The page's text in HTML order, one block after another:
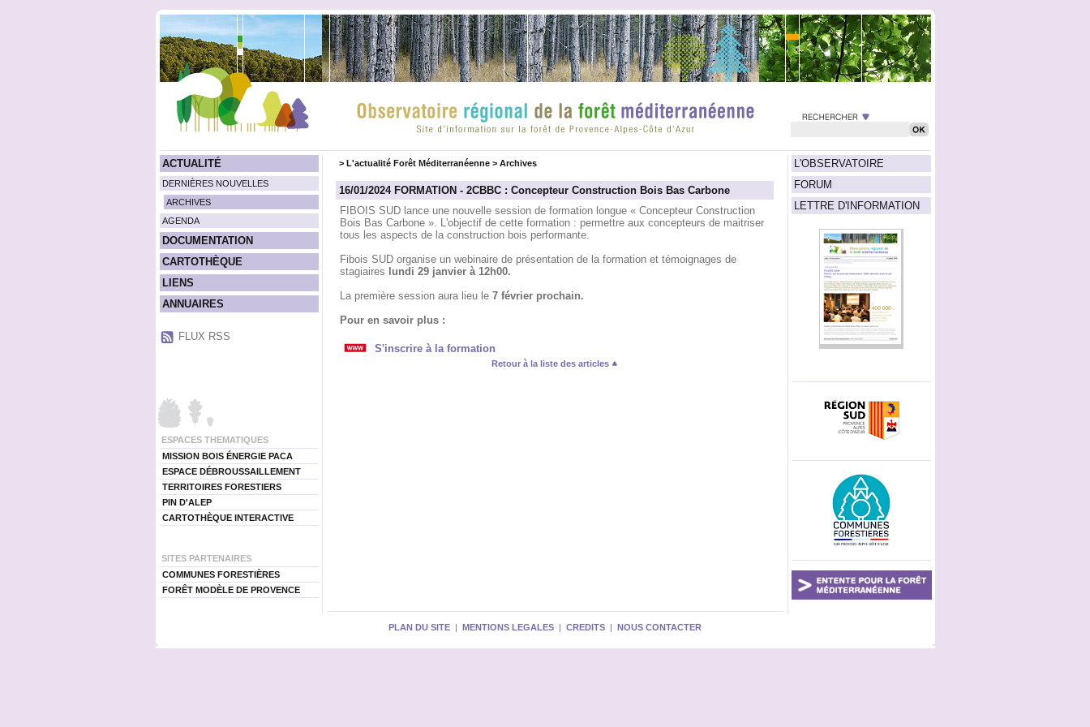
ACTUALITÉ
DERNIÈRES NOUVELLES
ARCHIVES
AGENDA
DOCUMENTATION
CARTOTHÈQUE
LIENS
ANNUAIRES
FLUX RSS
ESPACES THEMATIQUES
MISSION BOIS ÉNERGIE PACA
ESPACE DÉBROUSSAILLEMENT
TERRITOIRES FORESTIERS
PIN D'ALEP
CARTOTHÈQUE INTERACTIVE
SITES PARTENAIRES
COMMUNES FORESTIÈRES
FORÊT MODÈLE DE PROVENCE
L'OBSERVATOIRE
FORUM
LETTRE D'INFORMATION
> L'actualité Forêt Méditerranéenne> Archives
16/01/2024 FORMATION - 2CBBC : Concepteur Construction Bois Bas Carbone
FIBOIS SUD lance une nouvelle session de formation longue « Concepteur Construction
Bois Bas Carbone ». L'objectif de cette formation : permettre aux concepteurs de maitriser
tous les aspects de la construction bois performante.
Fibois SUD organise un webinaire de présentation de la formation et témoignages de
stagiaires lundi 29 janvier à 12h00.
La première session aura lieu le 7 février prochain.
Pour en savoir plus :
S'inscrire à la formation
Retour à la liste des articles
PLAN DU SITE | MENTIONS LEGALES | CREDITS | NOUS CONTACTER